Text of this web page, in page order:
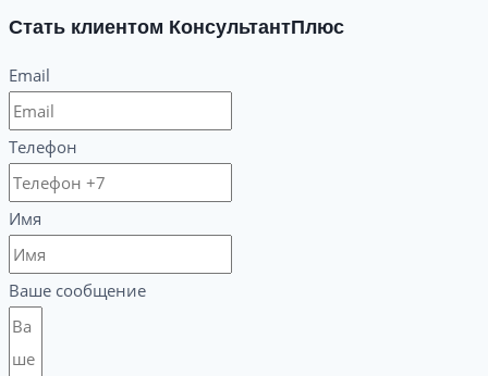
Стать клиентом КонсультантПлюс
Email
Телефон
Имя
Ваше сообщение